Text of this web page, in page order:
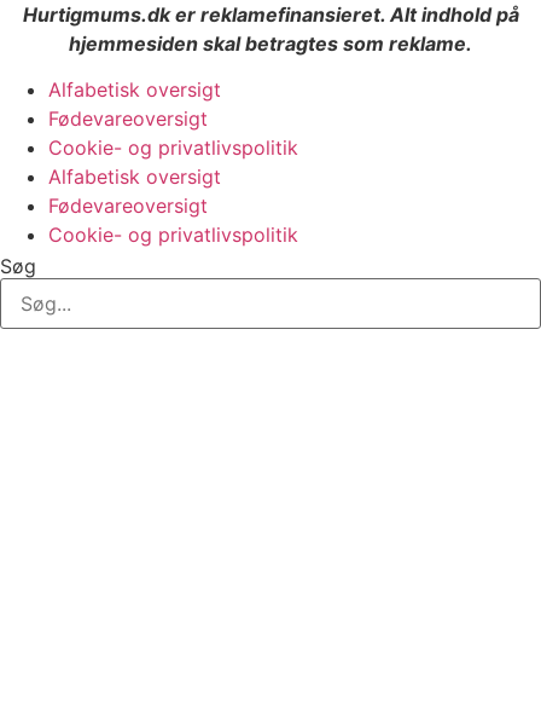
Hurtigmums.dk er reklamefinansieret. Alt indhold på
hjemmesiden skal betragtes som reklame.
Alfabetisk oversigt
Fødevareoversigt
Cookie- og privatlivspolitik
Alfabetisk oversigt
Fødevareoversigt
Cookie- og privatlivspolitik
Søg